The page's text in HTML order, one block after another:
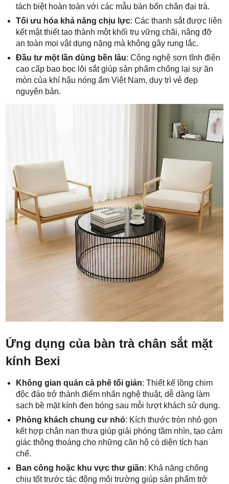
tách biệt hoàn toàn với các mẫu bàn bốn chân đại trà.
Tối ưu hóa khả năng chịu lực: Các thanh sắt được liên
kết mật thiết tạo thành một khối trụ vững chãi, nâng đỡ
an toàn mọi vật dụng nặng mà không gây rung lắc.
Đầu tư một lần dùng bền lâu: Công nghệ sơn tĩnh điện
cao cấp bao bọc lõi sắt giúp sản phẩm chống lại sự ăn
mòn của khí hậu nóng ẩm Việt Nam, duy trì vẻ đẹp
nguyên bản.
Ứng dụng của bàn trà chân sắt mặt
kính Bexi
Không gian quán cà phê tối giản: Thiết kế lồng chim
độc đáo trở thành điểm nhấn nghệ thuật, dễ dàng làm
sạch bề mặt kính đen bóng sau mỗi lượt khách sử dụng.
Phòng khách chung cư nhỏ: Kích thước tròn nhỏ gọn
kết hợp chân nan thưa giúp giải phóng tầm nhìn, tạo cảm
giác thông thoáng cho những căn hộ có diện tích hạn
chế.
Ban công hoặc khu vực thư giãn: Khả năng chống
chịu tốt trước tác động môi trường giúp sản phẩm trở